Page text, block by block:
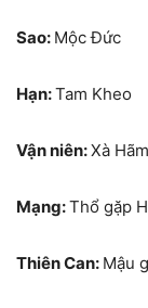
Sao: Mộc Đức
Hạn:Tam Kheo
Vận niên:Xà
Mạng:Thổ gặp
Thiên Can: Mậu